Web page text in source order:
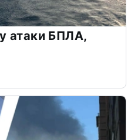
атаки БПЛА,